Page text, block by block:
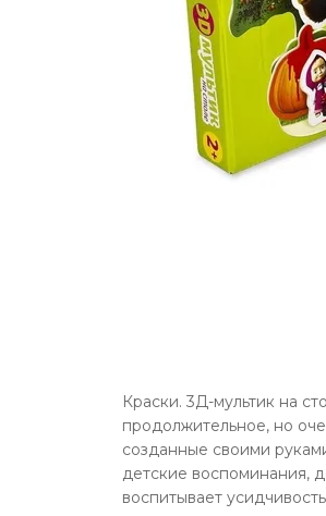
Краски. 3Д-мультик на
продолжительное, но
созданные своими
детские воспоминания,
воспитывает